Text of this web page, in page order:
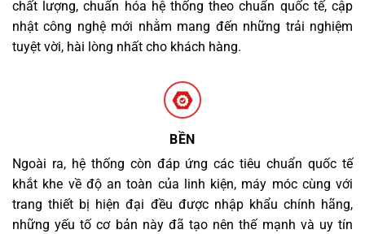
chất lượng, chuẩn hóa hệ thống theo chuẩn quốc tế, cập
nhật công nghệ mới nhằm mang đến những trải nghiệm
tuyệt vời, hài lòng nhất cho khách hàng.
BỀN
Ngoài ra, hệ thống còn đáp ứng các tiêu chuẩn quốc tế
khắt khe về độ an toàn của linh kiện, máy móc cùng với
trang thiết bị hiện đại đều được nhập khẩu chính hãng,
những yếu tố cơ bản này đã tạo nên thế mạnh và uy tín